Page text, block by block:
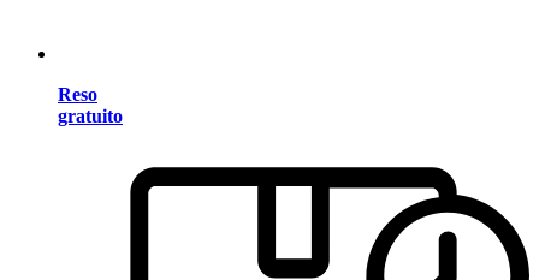
Reso
gratuito